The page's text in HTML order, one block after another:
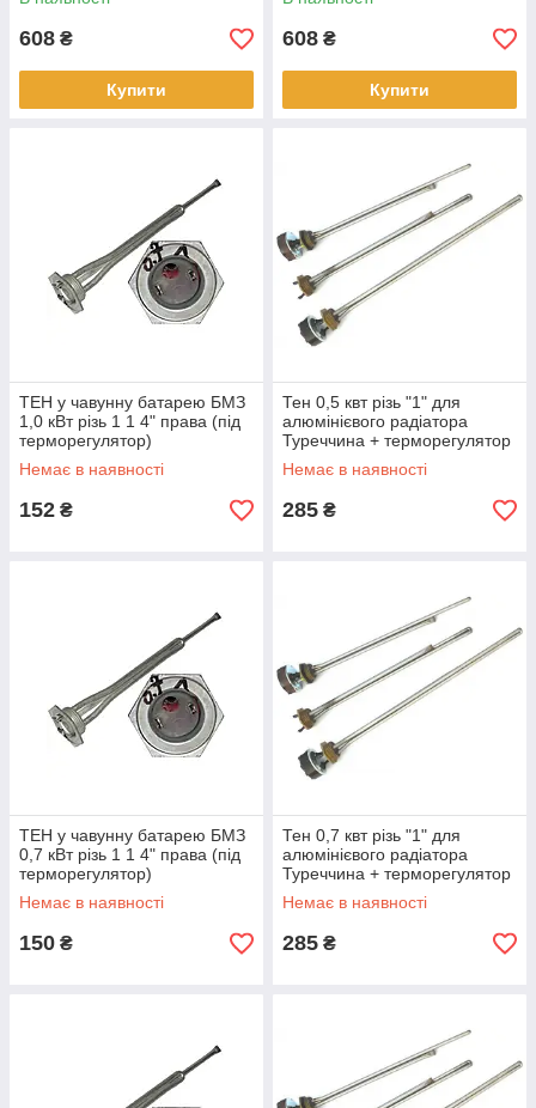
608 ₴
Купити
608 ₴
Купити
ТЕН у чавунну батарею БМЗ
1,0 кВт різь 1 1 4" права (під
терморегулятор)
Немає в наявності
152 ₴
Тен 0,5 квт різь "1" для
алюмінієвого радіатора
Туреччина + терморегулятор
Немає в наявності
285 ₴
ТЕН у чавунну батарею БМЗ
0,7 кВт різь 1 1 4" права (під
терморегулятор)
Немає в наявності
150 ₴
Тен 0,7 квт різь "1" для
алюмінієвого радіатора
Туреччина + терморегулятор
Isitan
Немає в наявності
285 ₴